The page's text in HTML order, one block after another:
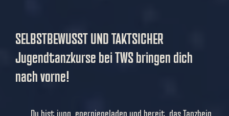
SELBSTBEWUSST UND TAKTSICHER
Jugendtanzkurse bei TWS bringen dich
nach vorne!
Du bist jung, energiegeladen und bereit, das Tanzbein